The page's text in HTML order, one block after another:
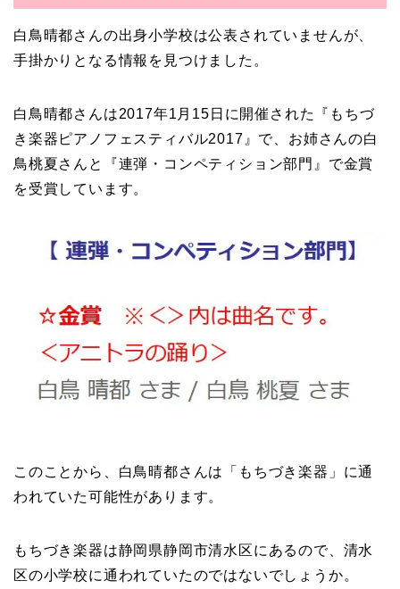
白鳥晴都さんの出身小学校は公表されていませんが、
手掛かりとなる情報を見つけました。
白鳥晴都さんは2017年1月15日に開催された『もちづ
き楽器ピアノフェスティバル2017』で、お姉さんの白
鳥桃夏さんと『連弾・コンペティション部門』で金賞
を受賞しています。
このことから、白鳥晴都さんは「もちづき楽器」に通
われていた可能性があります。
もちづき楽器は静岡県静岡市清水区にあるので、清水
区の小学校に通われていたのではないでしょうか。